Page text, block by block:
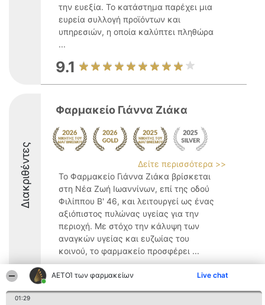
ΑΕΤΟΊ των φαρμακείων Live chat
01:29
την ευεξία. Το κατάστημα παρέχει μια
ευρεία συλλογή προϊόντων και
υπηρεσιών, η οποία καλύπτει πληθώρα
...
9.1
Διακριθέντες
Φαρμακείο Γιάννα Ζιάκα
Δείτε περισσότερα >>
Το Φαρμακείο Γιάννα Ζιάκα βρίσκεται
στη Νέα Ζωή Ιωαννίνων, επί της οδού
Φιλίππου Β' 46, και λειτουργεί ως ένας
αξιόπιστος πυλώνας υγείας για την
περιοχή. Με στόχο την κάλυψη των
αναγκών υγείας και ευζωίας του
κοινού, το φαρμακείο προσφέρει ...
9.2